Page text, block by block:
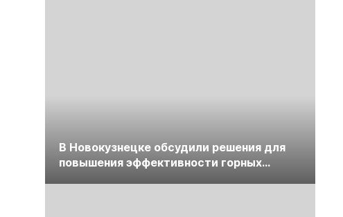
В Новокузнецке обсудили решения для
повышения эффективности горных